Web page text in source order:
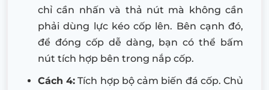
chỉ cần nhấn và thả nút mà không cần
phải dùng lực kéo cốp lên. Bên cạnh đó,
để đóng cốp dễ dàng, bạn có thể bấm
nút tích hợp bên trong nắp cốp.
Cách 4: Tích hợp bộ cảm biến đá cốp. Chủ